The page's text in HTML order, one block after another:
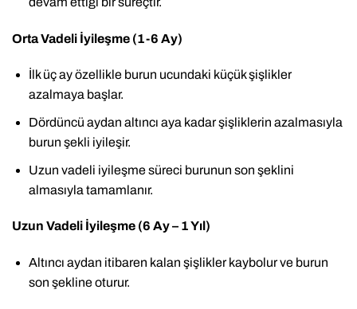
Orta Vadeli İyileşme (1-6 Ay)
İlk üç ay özellikle burun ucundaki küçük şişlikler
azalmaya başlar.
Dördüncü aydan altıncı aya kadar şişliklerin azalmasıyla
burun şekli iyileşir.
Uzun vadeli iyileşme süreci burunun son şeklini
almasıyla tamamlanır.
Uzun Vadeli İyileşme (6 Ay – 1 Yıl)
Altıncı aydan itibaren kalan şişlikler kaybolur ve burun
son şekline oturur.